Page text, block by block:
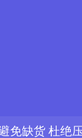
免缺货 杜绝